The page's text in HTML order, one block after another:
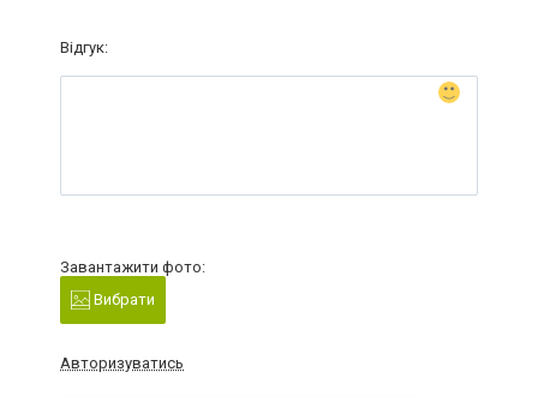
Відгук:
Завантажити фото:
Вибрати
Авторизуватись